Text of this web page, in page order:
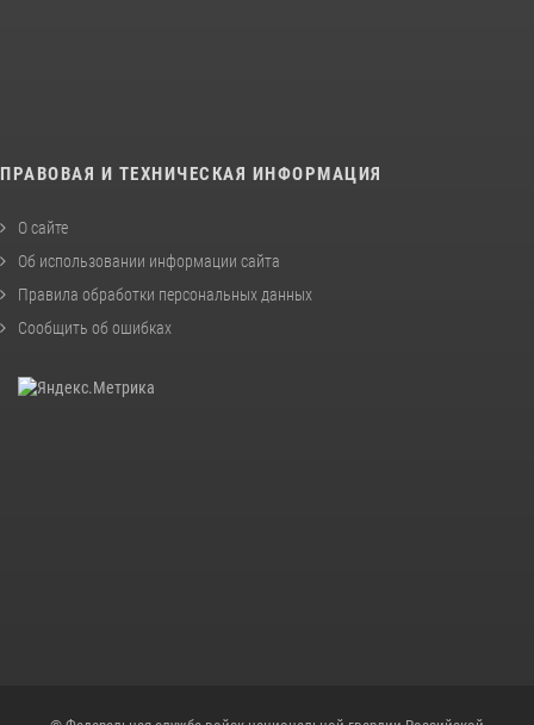
ПРАВОВАЯ И ТЕХНИЧЕСКАЯ ИНФОРМАЦИЯ
О сайте
Об использовании информации сайта
Правила обработки персональных данных
Сообщить об ошибках